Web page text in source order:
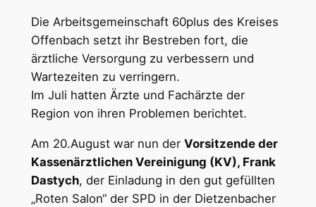
Die Arbeitsgemeinschaft 60plus des Kreises
Offenbach setzt ihr Bestreben fort, die
ärztliche Versorgung zu verbessern und
Wartezeiten zu verringern.
Im Juli hatten Ärzte und Fachärzte der
Region von ihren Problemen berichtet.
Am 20.August war nun der Vorsitzende der
Kassenärztlichen Vereinigung (KV), Frank
Dastych, der Einladung in den gut gefüllten
„Roten Salon“ der SPD in der Dietzenbacher